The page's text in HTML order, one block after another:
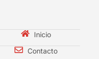
Inicio
Contacto